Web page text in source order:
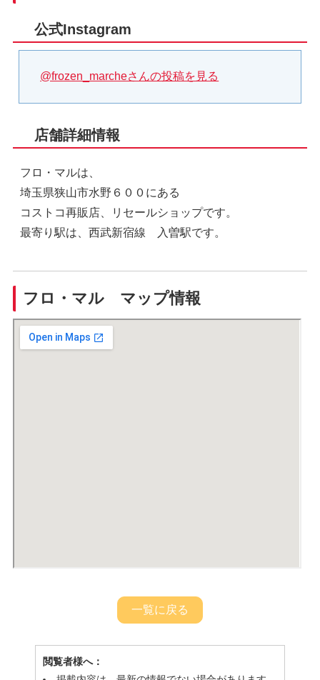
公式Instagram
@frozen_marcheさんの投稿を見る
店舗詳細情報
フロ・マルは、
埼玉県狭山市水野６００にある
コストコ再販店、リセールショップです。
最寄り駅は、西武新宿線 入曽駅です。
フロ・マル マップ情報
一覧に戻る
閲覧者様へ：